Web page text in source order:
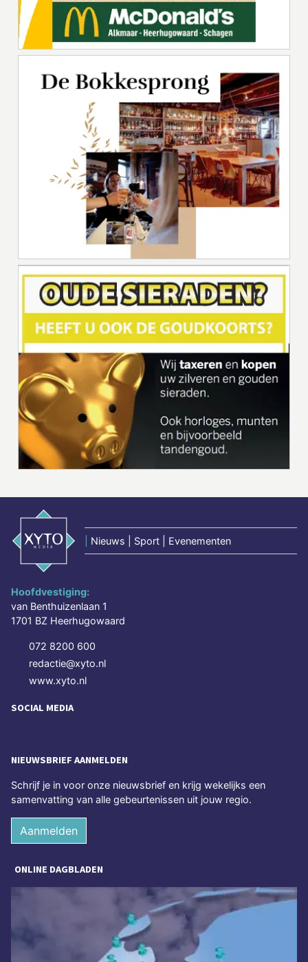
Nieuws | Sport | Evenementen
Hoofdvestiging:
van Benthuizenlaan 1
1701 BZ Heerhugowaard
072 8200 600
redactie@xyto.nl
www.xyto.nl
SOCIAL MEDIA
NIEUWSBRIEF AANMELDEN
Schrijf je in voor onze nieuwsbrief en krijg wekelijks een
samenvatting van alle gebeurtenissen uit jouw regio.
Aanmelden
ONLINE DAGBLADEN